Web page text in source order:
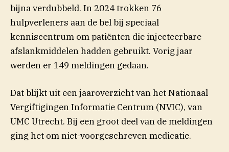
bijna verdubbeld. In 2024 trokken 76
hulpverleners aan de bel bij speciaal
kenniscentrum om patiënten die injecteerbare
afslankmiddelen hadden gebruikt. Vorig jaar
werden er 149 meldingen gedaan.
Dat blijkt uit eenjaaroverzicht(opent in nieuw
van het Nationaal
Vergiftigingen Informatie Centrum (NVIC), van
UMC Utrecht. Bij een groot deel van de meldingen
ging het om niet-voorgeschreven medicatie.